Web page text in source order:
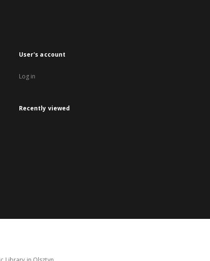
User's account
Log in
Recently viewed